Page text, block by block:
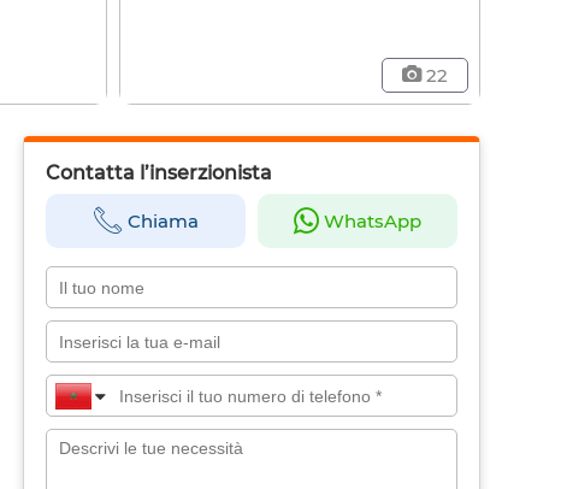
22
Contatta l’inserzionista
Chiama WhatsApp